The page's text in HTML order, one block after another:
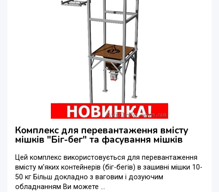
Комплекс для перевантаження вмісту
мішків "Біг-бег" та фасування мішків
Цей комплекс використовується для перевантаження
вмісту м'яких контейнерів (біг-бегів) в зашивні мішки 10-
50 кг Більш докладно з ваговим і дозуючим
обладнанням Ви можете ...